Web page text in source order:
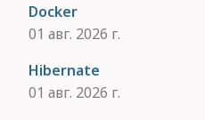
Docker
01 авг. 2026 г.
Hibernate
01 авг. 2026 г.